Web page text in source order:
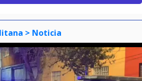
> Noticia